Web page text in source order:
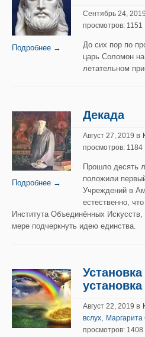
Подробнее →
Сентябрь 24, 2019
просмотров: 1151
До сих пор по
царь Соломон
летательном
Подробнее →
Декада
Август 27, 2019 в
просмотров: 1184
Прошло десять
положили
Учреждений в
естественно,
Института Объединённых
мере подчеркнуть идею единства.
Август 22, 2019 в
вслух,
просмотров: 1408